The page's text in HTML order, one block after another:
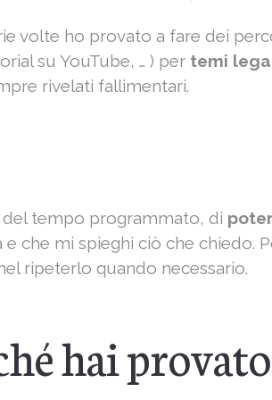
volte ho provato a fare dei
su YouTube, … ) per temi
rivelati fallimentari.
tempo programmato, di
che mi spieghi ciò che chiedo.
ripeterlo quando necessario.
hai